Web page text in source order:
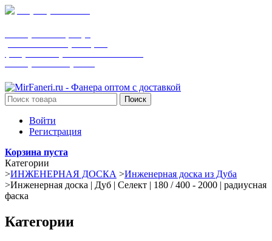
Поиск
Войти
Регистрация
Корзина пуста
Категории
>ИНЖЕНЕРНАЯ ДОСКА >Инженерная доска из Дуба
>Инженерная доска | Дуб | Селект | 180 / 400 - 2000 | радиусная
фаска
Категории